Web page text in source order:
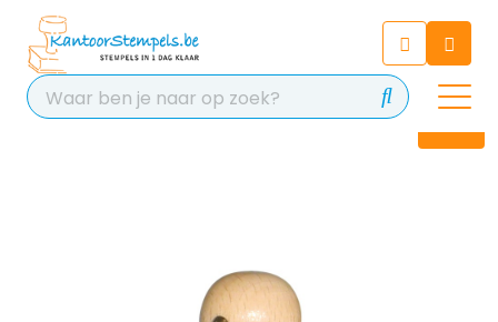
Chat 24/7 met onze chatbot
voor hulp
Contact